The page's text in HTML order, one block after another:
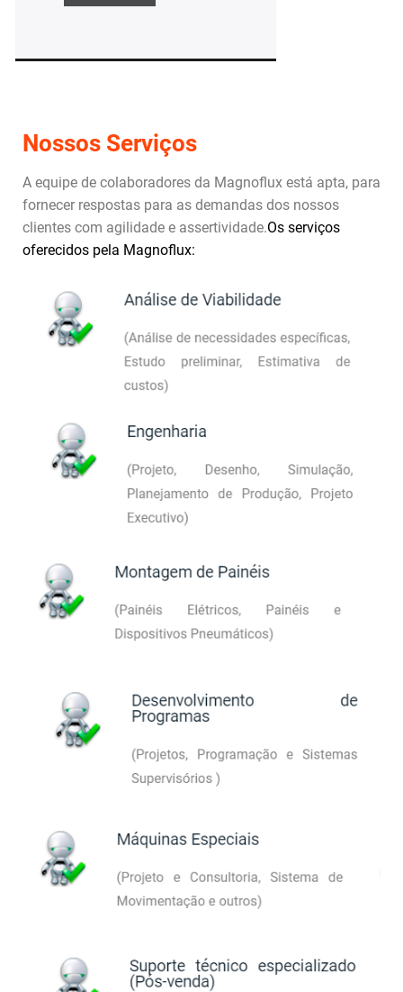
Nossos Serviços
A equipe de colaboradores da Magnoflux está apta, para
fornecer respostas para as demandas dos nossos
clientes com agilidade e assertividade.Os serviços
oferecidos pela Magnoflux: